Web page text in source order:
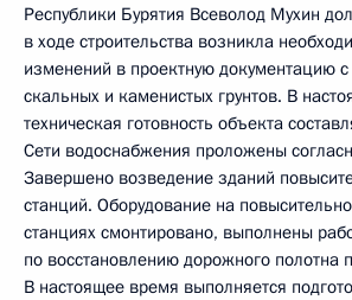
Республики Бурятия Всеволод Мухин
в ходе строительства возникла
изменений в проектную документацию с
скальных и каменистых грунтов. В
техническая готовность объекта
Сети водоснабжения проложены
Завершено возведение зданий
станций. Оборудование на
станциях смонтировано, выполнены
по восстановлению дорожного полотна
В настоящее время выполняется